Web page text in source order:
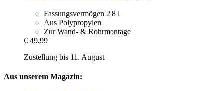
Fassungsvermögen 2,8 l
Aus Polypropylen
Zur Wand- & Rohrmontage
€ 49,99
Zustellung bis 11. August
Aus unserem Magazin: